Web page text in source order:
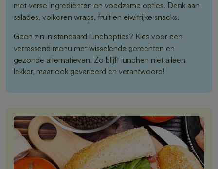
met verse ingrediënten en voedzame opties. Denk aan
salades, volkoren wraps, fruit en eiwitrijke snacks.
Geen zin in standaard lunchopties? Kies voor een
verrassend menu met wisselende gerechten en
gezonde alternatieven. Zo blijft lunchen niet alleen
lekker, maar ook gevarieerd en verantwoord!